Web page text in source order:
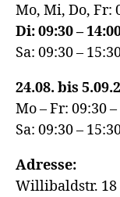
Mo, Mi, Do, Fr:
Di: 09:30 –
Sa: 09:30 –
24.08. bis
Mo – Fr: 09:30 –
Sa: 09:30 –
Adresse:
Willibaldstr. 18